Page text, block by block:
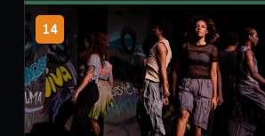
14